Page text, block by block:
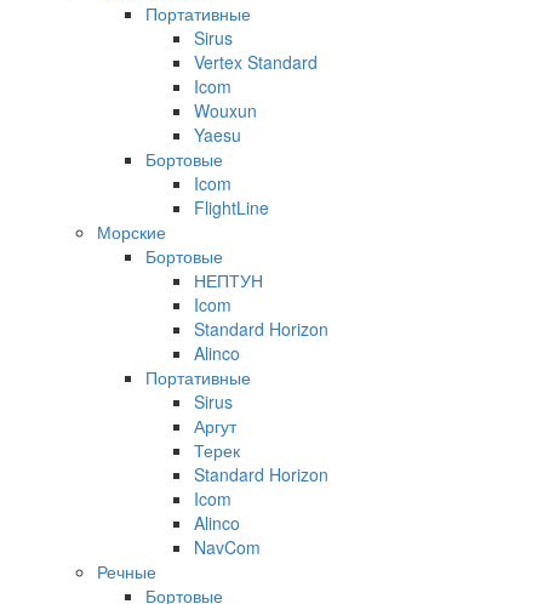
Портативные
Sirus
Vertex Standard
Icom
Wouxun
Yaesu
Бортовые
Icom
FlightLine
Морские
Бортовые
НЕПТУН
Icom
Standard Horizon
Alinco
Портативные
Sirus
Аргут
Терек
Standard Horizon
Icom
Alinco
NavCom
Речные
Бортовые